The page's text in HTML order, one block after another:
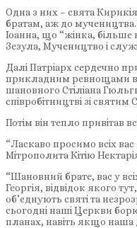
Одна з них – свята
братам, аж до
Іоанна, що “жінка, більше
Зезула, Мучеництво і
Далі Патріарх сердечно
прикладним ревнощами
шановного Стіліана
співробітництві зі святим
Потім він тепло привітав
“Ласкаво просимо всіх вас
Мітрополита Кітію
“Шановний брате, вас у
Георгія, відвідок якого
об’єднують святі та
сьогодні наші Церкви
планах, навіть якщо наша